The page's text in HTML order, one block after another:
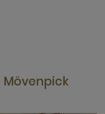
Mövenpick